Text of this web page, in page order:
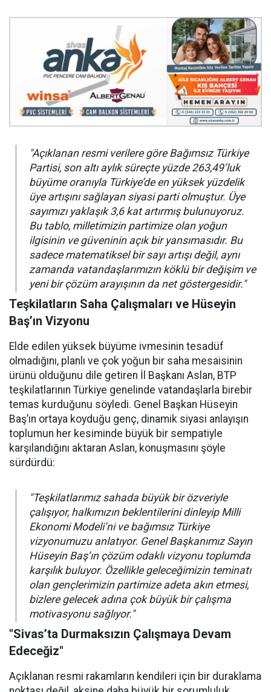
"Açıklanan resmi verilere göre Bağımsız Türkiye
Partisi, son altı aylık süreçte yüzde 263,49’luk
büyüme oranıyla Türkiye’de en yüksek yüzdelik
üye artışını sağlayan siyasi parti olmuştur. Üye
sayımızı yaklaşık 3,6 kat artırmış bulunuyoruz.
Bu tablo, milletimizin partimize olan yoğun
ilgisinin ve güveninin açık bir yansımasıdır. Bu
sadece matematiksel bir sayı artışı değil, aynı
zamanda vatandaşlarımızın köklü bir değişim ve
yeni bir çözüm arayışının da net göstergesidir."
Teşkilatların Saha Çalışmaları ve Hüseyin
Baş’ın Vizyonu
Elde edilen yüksek büyüme ivmesinin tesadüf
olmadığını, planlı ve çok yoğun bir saha mesaisinin
ürünü olduğunu dile getiren İl Başkanı Aslan, BTP
teşkilatlarının Türkiye genelinde vatandaşlarla birebir
temas kurduğunu söyledi. Genel Başkan Hüseyin
Baş’ın ortaya koyduğu genç, dinamik siyasi anlayışın
toplumun her kesiminde büyük bir sempatiyle
karşılandığını aktaran Aslan, konuşmasını şöyle
sürdürdü:
"Teşkilatlarımız sahada büyük bir özveriyle
çalışıyor, halkımızın beklentilerini dinleyip Milli
Ekonomi Modeli’ni ve bağımsız Türkiye
vizyonumuzu anlatıyor. Genel Başkanımız Sayın
Hüseyin Baş’ın çözüm odaklı vizyonu toplumda
karşılık buluyor. Özellikle geleceğimizin teminatı
olan gençlerimizin partimize adeta akın etmesi,
bizlere gelecek adına çok büyük bir çalışma
motivasyonu sağlıyor."
"Sivas’ta Durmaksızın Çalışmaya Devam
Edeceğiz"
Açıklanan resmi rakamların kendileri için bir duraklama